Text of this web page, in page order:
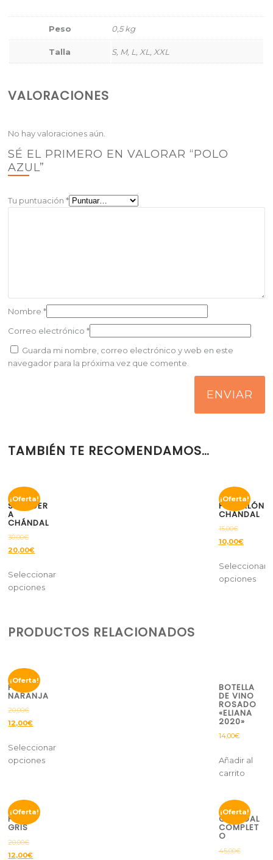
Peso 0,5 kg
Talla S, M, L, XL, XXL
VALORACIONES
No hay valoraciones aún.
SÉ EL PRIMERO EN VALORAR “POLO
AZUL”
Tu puntuación*
Nombre*
Correo electrónico*
Guarda mi nombre, correo electrónico y web en este
navegador para la próxima vez que comente.
TAMBIÉN TE RECOMENDAMOS…
¡Oferta!
SUDADER
A
CHÁNDAL
30,00€
20,00€
Seleccionar
opciones
¡Oferta!
PANTALÓN
CHÁNDAL
15,00€
10,00€
Seleccionar
opciones
PRODUCTOS RELACIONADOS
¡Oferta!
POLO
NARANJA
20,00€
12,00€
Seleccionar
opciones
BOTELLA
DE VINO
ROSADO
«ELIANA
2020»
14,00€
Añadir al
carrito
¡Oferta!
POLO
GRIS
20,00€
12,00€
¡Oferta!
CHÁNDAL
COMPLET
O
45,00€